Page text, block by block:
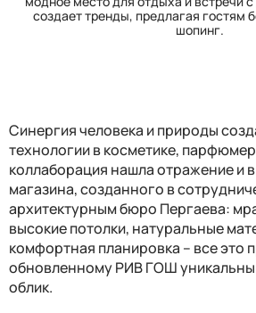
создает тренды, предлагая гостям
шопинг.
Синергия человека и природы
технологии в косметике,
коллаборация нашла отражение и
магазина, созданного в
архитектурным бюро Пергаева:
высокие потолки, натуральные
комфортная планировка – все это
обновленному РИВ ГОШ
облик.